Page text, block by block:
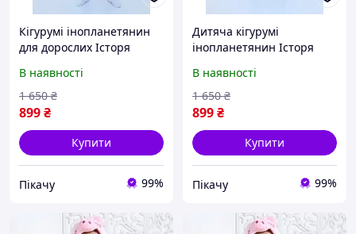
Кігурумі інопланетянин
для дорослих Історя
комбінезон оверсайз для
дітей та підлітків синій
kigurumi (1154/2075)
В наявності
899₴
1 650 ₴
Купити
Пікачу 99%
Дитяча кігурумі
інопланетянин Історя
комбінезон оверсайз для
дітей та підлітків синій
kigurumi (1154/2075)
В наявності
899₴
1 650 ₴
Купити
Пікачу 99%